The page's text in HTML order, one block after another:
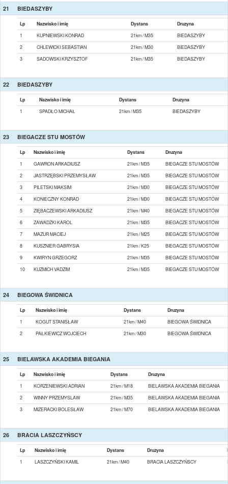
21 BIEDASZYBY
Lp Nazwisko i imię Dystans
Druzyna
1
KUPNIEWSKI KONRAD 21km / M35
BIEDASZYBY
2
CHLEWICKI SEBASTIAN 21km / M30
BIEDASZYBY
3
SADOWSKI KRZYSZTOF 21km / M35 BIEDASZYBY
22 BIEDASZYBY
Lp Nazwisko i imię Dystans
Druzyna
1
SPADŁO MICHAŁ 21km / M35 BIEDASZYBY
23 BIEGACZE STU MOSTÓW
Lp Nazwisko i imię Dystans
Druzyna
1
GAWRON ARKADIUSZ 21km / M35
BIEGACZE STU MOSTÓW
2
JASTRZĘBSKI PRZEMYSŁAW 21km / M35
BIEGACZE STU MOSTÓW
3
PILETSKI MAKSIM 21km / M30
BIEGACZE STU MOSTÓW
4
KONIECZNY KONRAD 21km / M30
BIEGACZE STU MOSTÓW
5
ZIĘBACZEWSKI ARKADIUSZ 21km / M40
BIEGACZE STU MOSTÓW
6
ZAWADZKI KAROL 21km / M35
BIEGACZE STU MOSTÓW
7
MAZUR MACIEJ 21km / M25
BIEGACZE STU MOSTÓW
8
KUSZNIER GABRYSIA 21km / K25
BIEGACZE STU MOSTÓW
9
KWIRYN GRZEGORZ 21km / M35
BIEGACZE STU MOSTÓW
10
KUZMICH VADZIM 21km / M35 BIEGACZE STU MOSTÓW
24 BIEGOWA ŚWIDNICA
Lp Nazwisko i imię Dystans
Druzyna
1
KOGUT STANISŁAW 21km / M40
BIEGOWA ŚWIDNICA
2
PAŁKIEWICZ WOJCIECH 21km / M30 BIEGOWA ŚWIDNICA
25 BIELAWSKA AKADEMIA BIEGANIA
Lp Nazwisko i imię Dystans
Druzyna
1
KORZENIEWSKI ADRIAN 21km / M18
BIELAWSKA AKADEMIA BIEGANIA
2
WINNY PRZEMYSLAW 21km / M35
BIELAWSKA AKADEMIA BIEGANIA
3
MIZERACKI BOLESŁAW 21km / M70 BIELAWSKA AKADEMIA BIEGANIA
26 BRACIA LASZCZYŃSCY
Lp Nazwisko i imię Dystans Druzyna
1
LASZCZYŃSKI KAMIL 21km / M40 BRACIA LASZCZYŃSCY